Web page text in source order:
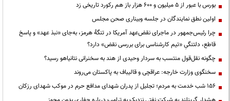
بورس با عبور از ۵ میلیون و ۶۰۰ هزار باز هم رکورد تاریخی زد
اولین نطق نمایندگان در جلسه وبیناری صحن مجلس
چرا رئیس‌جمهور در ماجرای نقض‌عهد آمریکا در تنگهٔ هرمز، به‌جای «نبذ عهد» و پاسخ
قاطع، دلتنگیِ «تیم کارشناسی برای بررسی نقض» دارد؟
چگونه نقل‌قول منتسب به سردار وحیدی از هند به سخنرانی نتانیاهو رسید؟
سخنگوی وزارت خارجه: عراقچی و قالیباف به پاکستان می‌روند
۱۵۶ شب خدمت به مردم؛ تجلیل از پدران شهدای مدافع حرم در موکب شهدای رزکان